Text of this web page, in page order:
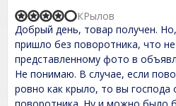
0
o
u
t
f
5
R
a
t
e
d
4
,
0
Добрый день, товар получен.
пришло без поворотника, что
представленному фото в
Не понимаю. В случае, если
ровно как крыло, то вы господа
КРылов